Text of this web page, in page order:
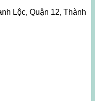
Lộc, Quận 12, Thành